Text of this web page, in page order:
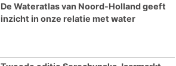
De Wateratlas van Noord-Holland geeft
inzicht in onze relatie met water